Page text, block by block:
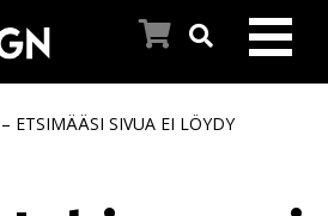
ETSIMÄÄSI SIVUA EI LÖYDY